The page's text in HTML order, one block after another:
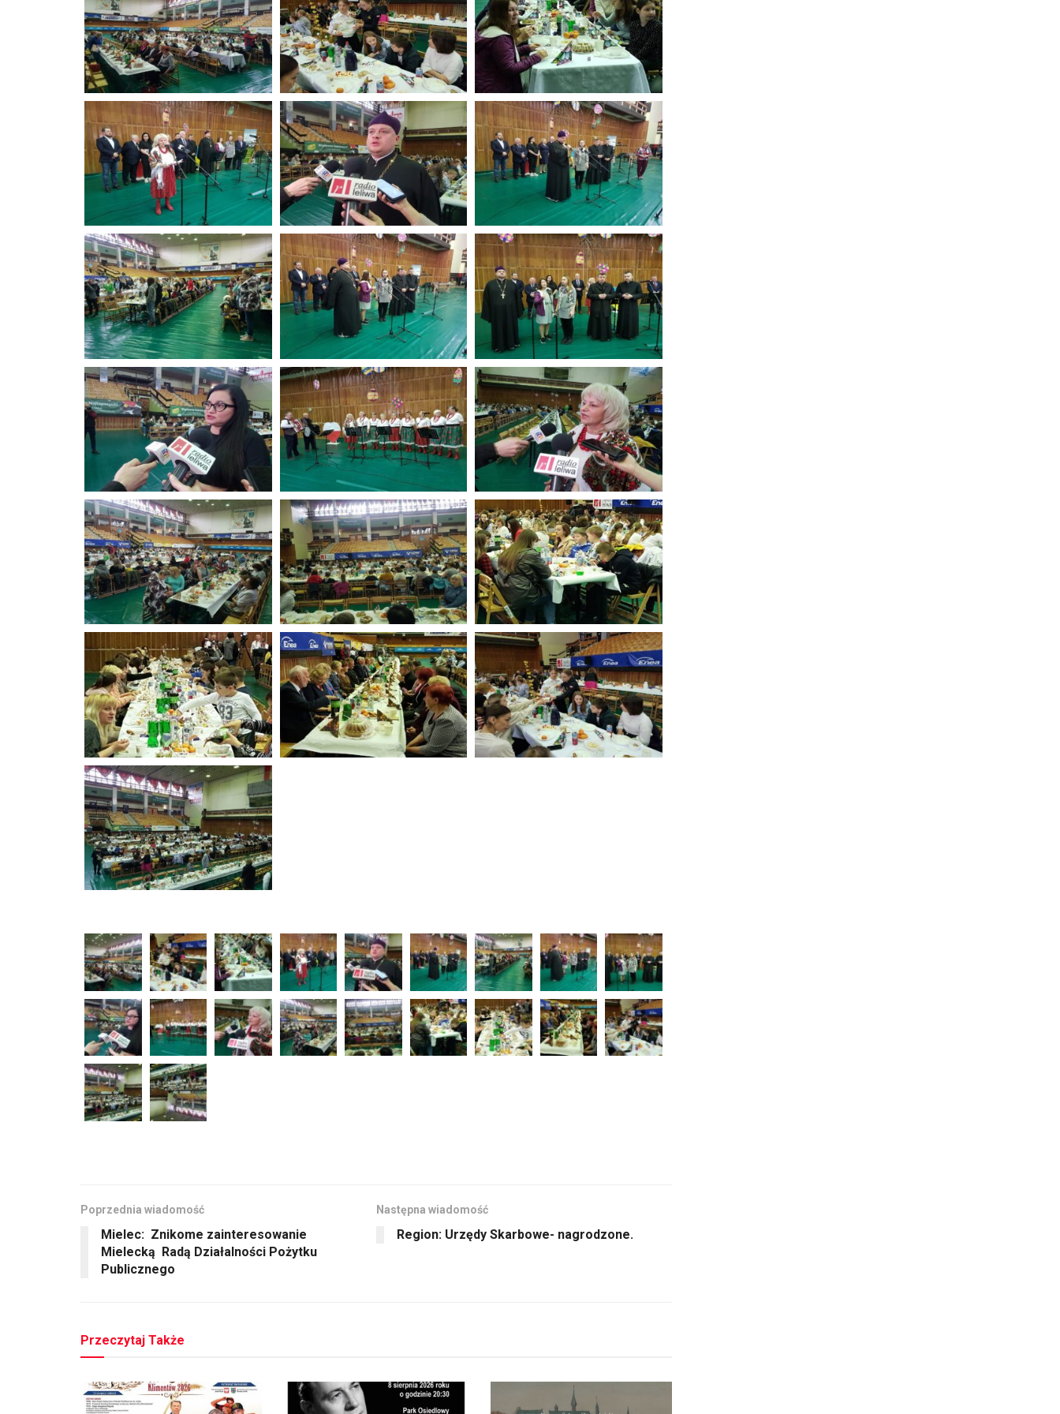
Poprzednia wiadomość
Mielec: Znikome zainteresowanie
Mielecką Radą Działalności Pożytku
Publicznego
Następna wiadomość
Region: Urzędy Skarbowe- nagrodzone.
Przeczytaj Także